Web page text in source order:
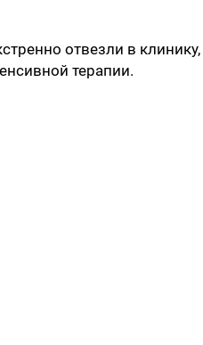
отвезли в
терапии.